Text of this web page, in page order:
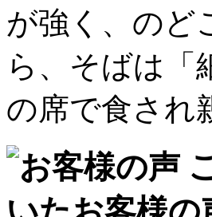
が強く、のど
ら、そばは「
の席で食され